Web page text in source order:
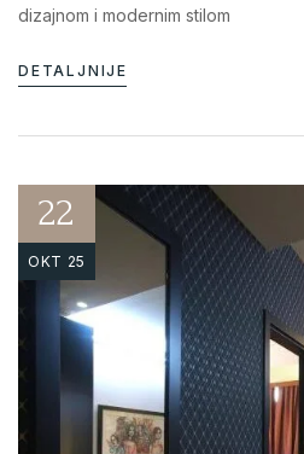
dizajnom i modernim stilom
DETALJNIJE
22
OKT 25